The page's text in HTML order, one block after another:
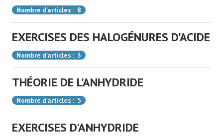
Nombre d'articles : 8
EXERCISES DES HALOGÉNURES D'ACIDE
Nombre d'articles : 3
THÉORIE DE L'ANHYDRIDE
Nombre d'articles : 5
EXERCISES D'ANHYDRIDE